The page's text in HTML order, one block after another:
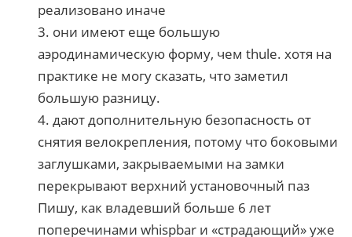
реализовано иначе
3. они имеют еще большую
аэродинамическую форму, чем thule. хотя на
практике не могу сказать, что заметил
большую разницу.
4. дают дополнительную безопасность от
снятия велокрепления, потому что боковыми
заглушками, закрываемыми на замки
перекрывают верхний установочный паз
Пишу, как владевший больше 6 лет
поперечинами whispbar и «страдающий» уже